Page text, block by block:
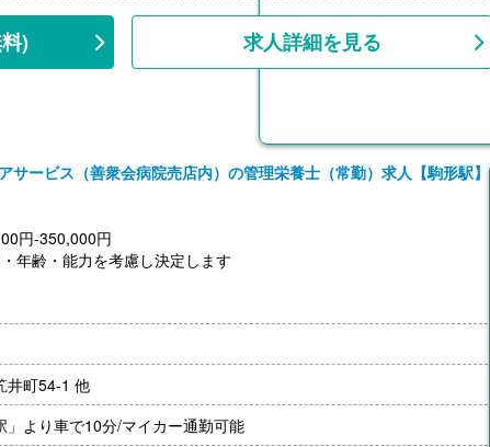
養士/常勤】※パート
-1,300円
-208,000円（時給1,100円-1,300円×8時間×月平均労働日数20日で算
1時間あたり0円-100円）※前年度実績
※勤続1年以上、共済加入
) 求人詳細を見る
サービス（善衆会病院売店内）の管理栄養士（常勤）求人【駒形駅】
円-350,000円
年齢・能力を考慮し決定します
7月、12月）※会社業績、各個人実績に応じて決定（前年度実績 2.0
り（全額支給）
井町54-1 他
」より車で10分/マイカー通勤可能